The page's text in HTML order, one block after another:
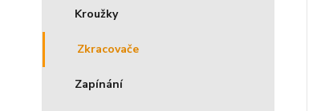
Kroužky
Zkracovače
Zapínání